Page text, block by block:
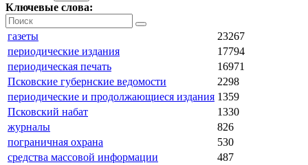
Ключевые слова:
газеты
23267
периодические издания
17794
периодическая печать
16971
Псковские губернские ведомости
2298
периодические и продолжающиеся издания 1359
Псковский набат
1330
журналы
826
пограничная охрана
530
средства массовой информации
487